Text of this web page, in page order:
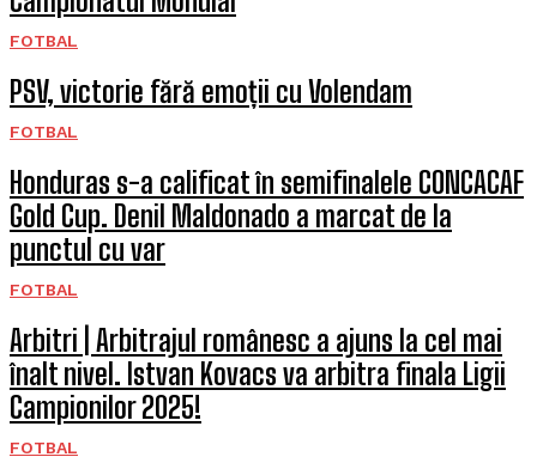
FOTBAL
PSV, victorie fără emoții cu Volendam
FOTBAL
Honduras s-a calificat în semifinalele CONCACAF
Gold Cup. Denil Maldonado a marcat de la
punctul cu var
FOTBAL
Arbitri | Arbitrajul românesc a ajuns la cel mai
înalt nivel. Istvan Kovacs va arbitra finala Ligii
Campionilor 2025!
FOTBAL